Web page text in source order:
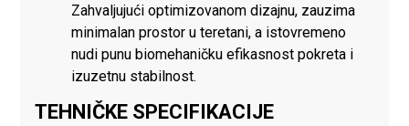
Zahvaljujući optimizovanom dizajnu, zauzima
minimalan prostor u teretani, a istovremeno
nudi punu biomehaničku efikasnost pokreta i
izuzetnu stabilnost.
TEHNIČKE SPECIFIKACIJE